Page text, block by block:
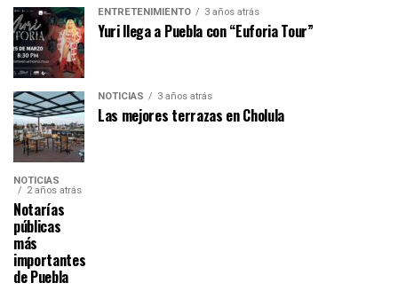
ENTRETENIMIENTO 3 años atrás
Yuri llega a Puebla con “Euforia Tour”
NOTICIAS 3 años atrás
Las mejores terrazas en Cholula
NOTICIAS
2 años atrás
Notarías
públicas
más
importantes
de Puebla